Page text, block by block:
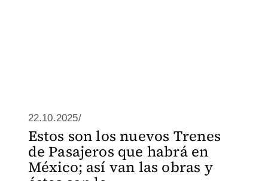
22.10.2025/
Estos son los nuevos Trenes
de Pasajeros que habrá en
México; así van las obras y